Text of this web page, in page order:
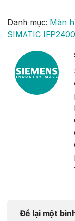
Danh mục: Màn
SIMATIC IFP2400
Để lại một